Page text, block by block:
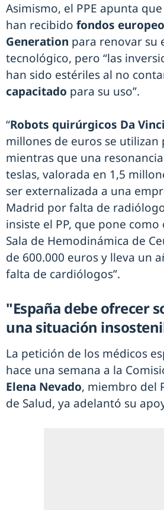
Asimismo, el PPE apunta
han recibido fondos
Generation para renovar su
tecnológico, pero “las
han sido estériles al no
capacitado para su uso”.
“Robots quirúrgicos Da Vinci
millones de euros se utilizan
mientras que una
teslas, valorada en 1,5
ser externalizada a una
Madrid por falta de
insiste el PP, que pone
Sala de Hemodinámica de
de 600.000 euros y lleva un
falta de cardiólogos”.
"España debe ofrecer
una situación
La petición de los médicos
hace una semana a la
Elena Nevado, miembro del
de Salud, ya adelantó su